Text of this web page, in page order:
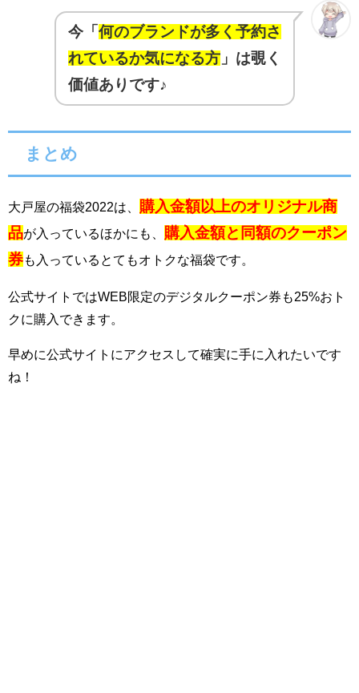
今「 何のブランドが多く予約さ
れているか気になる方」は覗く
価値ありです♪
ま とめ
大戸屋の福袋2022は、 購入金額以上のオリジナル商
品が入っているほかにも、 購入金額と同額のクーポン
券も入っているとてもオトクな福袋です。
公式サイトではWEB限定のデジタルクーポン券も25%おト
クに購入できます。
早めに公式サイトにアクセスして確実に手に入れたいです
ね！